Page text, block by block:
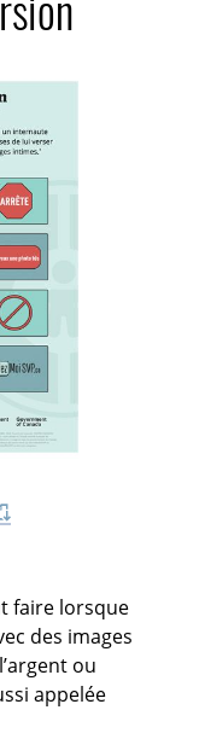
faire lorsque
des images
ou
appelée